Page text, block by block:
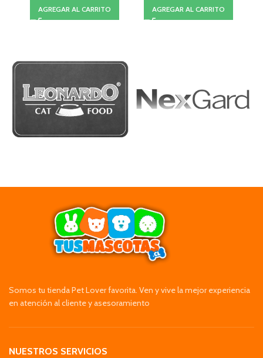
AGREGAR AL CARRITO AGREGAR AL CARRITO
Somos tu tienda Pet Lover favorita. Ven y vive la mejor experiencia
en atención al cliente y asesoramiento
NUESTROS SERVICIOS